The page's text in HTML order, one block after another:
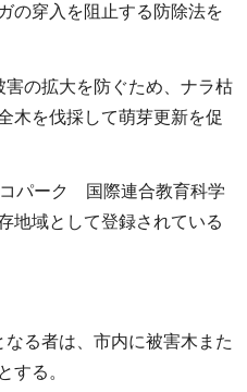
の穿入を阻止する防除法を
の拡大を防ぐため、ナラ枯
木を伐採して萌芽更新を促
コパーク 国際連合教育科学
地域として登録されている
る者は、市内に被害木また
する。